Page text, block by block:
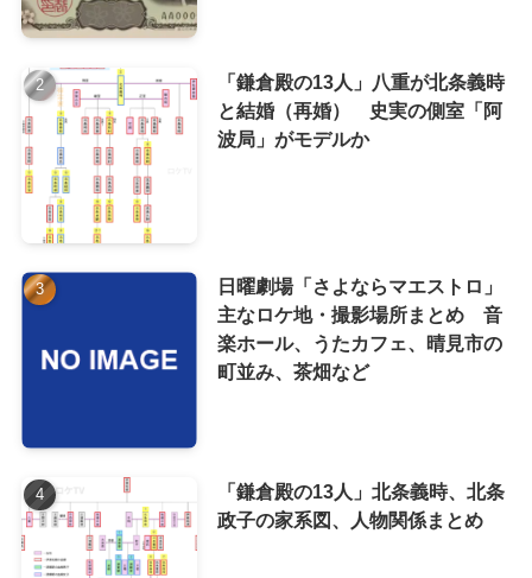
「鎌倉殿の13人」八重が北条義時
と結婚（再婚） 史実の側室「阿
波局」がモデルか
日曜劇場「さよならマエストロ」
主なロケ地・撮影場所まとめ 音
楽ホール、うたカフェ、晴見市の
町並み、茶畑など
「鎌倉殿の13人」北条義時、北条
政子の家系図、人物関係まとめ